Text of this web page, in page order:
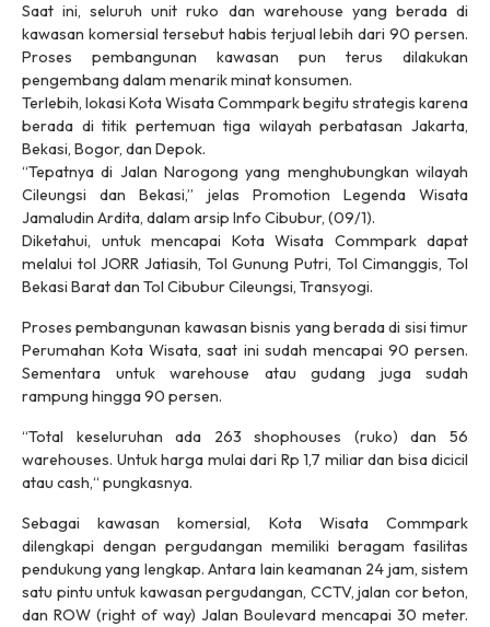
Saat ini, seluruh unit ruko dan warehouse yang berada di
kawasan komersial tersebut habis terjual lebih dari 90 persen.
Proses pembangunan kawasan pun terus dilakukan
pengembang dalam menarik minat konsumen.
Terlebih, lokasi Kota Wisata Commpark begitu strategis karena
berada di titik pertemuan tiga wilayah perbatasan Jakarta,
Bekasi, Bogor, dan Depok.
“Tepatnya di Jalan Narogong yang menghubungkan wilayah
Cileungsi dan Bekasi,” jelas Promotion Legenda Wisata
Jamaludin Ardita, dalam arsip Info Cibubur, (09/1).
Diketahui, untuk mencapai Kota Wisata Commpark dapat
melalui tol JORR Jatiasih, Tol Gunung Putri, Tol Cimanggis, Tol
Bekasi Barat dan Tol Cibubur Cileungsi, Transyogi.
Proses pembangunan kawasan bisnis yang berada di sisi timur
Perumahan Kota Wisata, saat ini sudah mencapai 90 persen.
Sementara untuk warehouse atau gudang juga sudah
rampung hingga 90 persen.
“Total keseluruhan ada 263 shophouses (ruko) dan 56
warehouses. Untuk harga mulai dari Rp 1,7 miliar dan bisa dicicil
atau cash,“ pungkasnya.
Sebagai kawasan komersial, Kota Wisata Commpark
dilengkapi dengan pergudangan memiliki beragam fasilitas
pendukung yang lengkap. Antara lain keamanan 24 jam, sistem
satu pintu untuk kawasan pergudangan, CCTV, jalan cor beton,
dan ROW (right of way) Jalan Boulevard mencapai 30 meter.